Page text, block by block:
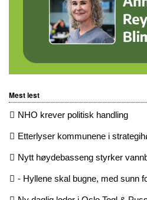
Mest lest
NHO krever politisk handling
Etterlyser kommunene i
Nytt høydebasseng styrker
- Hyllene skal bugne, med sunn